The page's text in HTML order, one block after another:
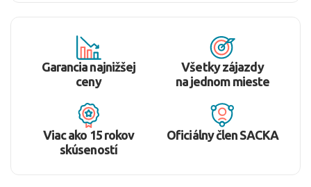
Garancia najnižšej
ceny
Všetky zájazdy
na jednom mieste
Viac ako 15 rokov
skúseností
Oficiálny člen SACKA